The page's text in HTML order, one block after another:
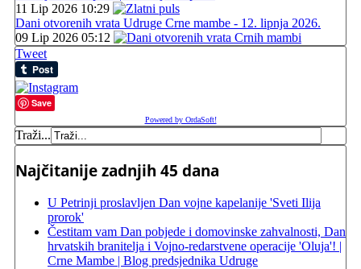
11 Lip 2026 10:29
Dani otvorenih vrata Udruge Crne mambe - 12. lipnja 2026.
09 Lip 2026 05:12
Tweet
Save
Powered by OrdaSoft!
Traži...
Najčitanije zadnjih 45 dana
U Petrinji proslavljen Dan vojne kapelanije 'Sveti Ilija
prorok'
Čestitam vam Dan pobjede i domovinske zahvalnosti, Dan
hrvatskih branitelja i Vojno-redarstvene operacije 'Oluja'! |
Crne Mambe | Blog predsjednika Udruge